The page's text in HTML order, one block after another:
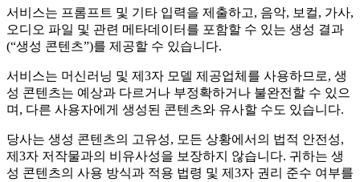
서비스는 프롬프트 및 기타 입력을 제출하고, 음악, 보컬, 가사,
오디오 파일 및 관련 메타데이터를 포함할 수 있는 생성 결과
(“생성 콘텐츠”)를 제공할 수 있습니다.
서비스는 머신러닝 및 제3자 모델 제공업체를 사용하므로, 생
성 콘텐츠는 예상과 다르거나 부정확하거나 불완전할 수 있으
며, 다른 사용자에게 생성된 콘텐츠와 유사할 수도 있습니다.
당사는 생성 콘텐츠의 고유성, 모든 상황에서의 법적 안전성,
제3자 저작물과의 비유사성을 보장하지 않습니다. 귀하는 생
성 콘텐츠의 사용 방식과 적용 법령 및 제3자 권리 준수 여부를